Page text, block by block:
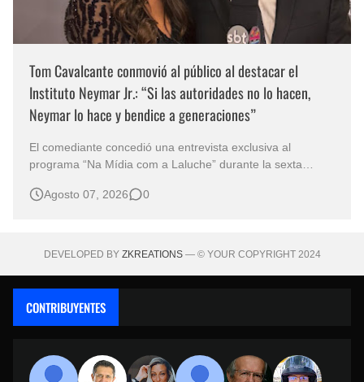
Tom Cavalcante conmovió al público al destacar el
Instituto Neymar Jr.: “Si las autoridades no lo hacen,
Neymar lo hace y bendice a generaciones”
El comediante concedió una entrevista exclusiva al
programa “Na Mídia com a Laluche” durante la sexta
eventos benéficos más importantes de Brasil. En medio del
Agosto 07, 2026 0
DEVELOPED BY ZKREATIONS— © YOUR COPYRIGHT 2024
CONTRIBUYENTES